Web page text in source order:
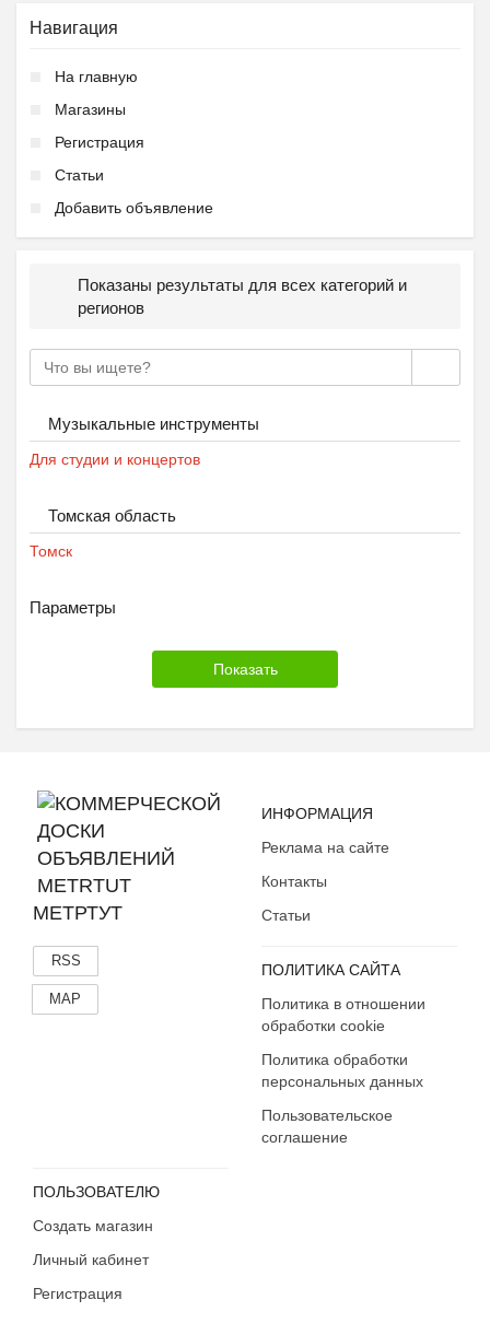
Навигация
На главную
Магазины
Регистрация
Статьи
Добавить объявление
Показаны результаты для всех категорий и
регионов
Музыкальные инструменты
Для студии и концертов
Томская область
Томск
Параметры
МЕТРТУТ
RSS
MAP
ИНФОРМАЦИЯ
Реклама на сайте
Контакты
Статьи
ПОЛИТИКА САЙТА
Политика в отношении
обработки cookie
Политика обработки
персональных данных
Пользовательское
соглашение
ПОЛЬЗОВАТЕЛЮ
Создать магазин
Личный кабинет
Регистрация